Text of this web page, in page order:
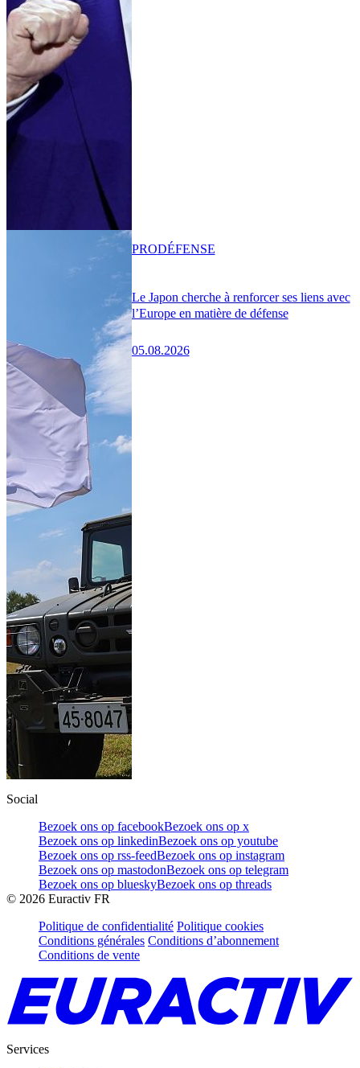
Le Japon cherche à renforcer ses liens avec
l’Europe en matière de défense
05.08.2026
PRODÉFENSE
Social
Bezoek ons op facebookBezoek ons op x
Bezoek ons op linkedinBezoek ons op youtube
Bezoek ons op rss-feedBezoek ons op instagram
Bezoek ons op mastodonBezoek ons op telegram
Bezoek ons op blueskyBezoek ons op threads
© 2026 Euractiv FR
Politique de confidentialité Politique cookies
Conditions générales Conditions d’abonnement
Conditions de vente
Services